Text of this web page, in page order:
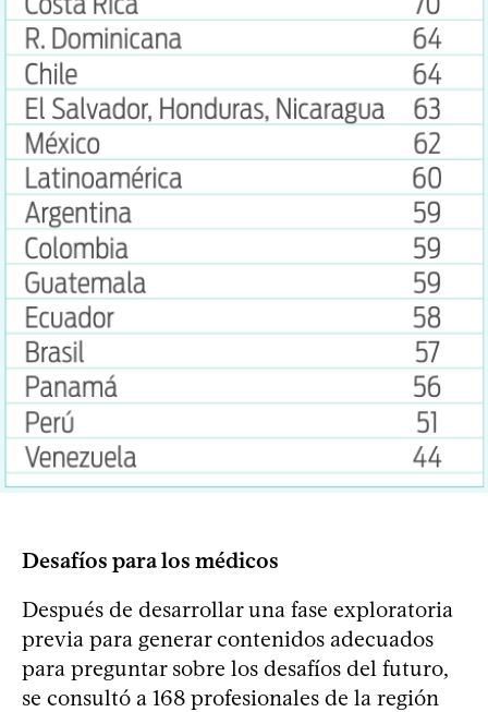
Desafíos para los médicos
Después de desarrollar una fase exploratoria
previa para generar contenidos adecuados
para preguntar sobre los desafíos del futuro,
se consultó a 168 profesionales de la región